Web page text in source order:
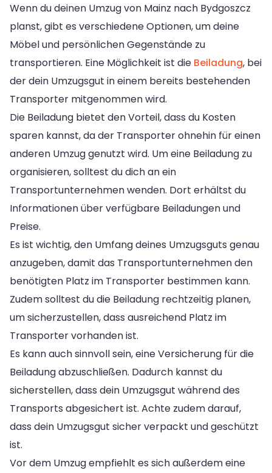
Wenn du deinen Umzug von Mainz nach Bydgoszcz
planst, gibt es verschiedene Optionen, um deine
Möbel und persönlichen Gegenstände zu
transportieren. Eine Möglichkeit ist die Beiladung, bei
der dein Umzugsgut in einem bereits bestehenden
Transporter mitgenommen wird.
Die Beiladung bietet den Vorteil, dass du Kosten
sparen kannst, da der Transporter ohnehin für einen
anderen Umzug genutzt wird. Um eine Beiladung zu
organisieren, solltest du dich an ein
Transportunternehmen wenden. Dort erhältst du
Informationen über verfügbare Beiladungen und
Preise.
Es ist wichtig, den Umfang deines Umzugsguts genau
anzugeben, damit das Transportunternehmen den
benötigten Platz im Transporter bestimmen kann.
Zudem solltest du die Beiladung rechtzeitig planen,
um sicherzustellen, dass ausreichend Platz im
Transporter vorhanden ist.
Es kann auch sinnvoll sein, eine Versicherung für die
Beiladung abzuschließen. Dadurch kannst du
sicherstellen, dass dein Umzugsgut während des
Transports abgesichert ist. Achte zudem darauf,
dass dein Umzugsgut sicher verpackt und geschützt
ist.
Vor dem Umzug empfiehlt es sich außerdem eine